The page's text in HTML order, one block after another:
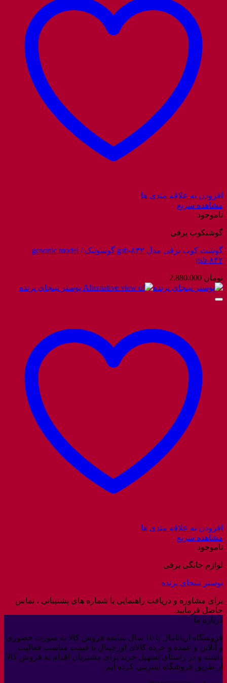
افزودن به علاقه مندی ها
مشاهده سریع
ناموجود
گوشتکوب برقی
گوشت کوب برقی مدل gsb-۸۳۲ گوسونیک / gosonic model
gsb-۸۳۲
تومان
افزودن به علاقه مندی ها
مشاهده سریع
ناموجود
لوازم خانگی برقی
پوستر نینجای پرنده
برای مشاوره و دریافت راهنمایی با شماره های پشتیبانی ، تماس
حاصل فرمایید.
درباره ما
فروشگاه آربابامال با 16 سال سابقه فروش کالا به صورت حضوری
و آنلاین و عمده و خرده کالای اورجینال با قیمت مناسب فعالیت
داشته و در راستای تسهیل خرید برای مشتریان اقدام به فروش کالا
از طریق فروشگاه اینترنتی کرده ایم.